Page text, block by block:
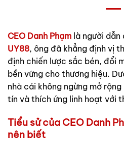
CEO Danh Phạm là người
UY88, ông đã khẳng định vị
định chiến lược sắc bén, đổi
bền vững cho thương hiệu.
nhà cái không ngừng mở
tín và thích ứng linh hoạt với
Tiểu sử của CEO Danh
nên biết